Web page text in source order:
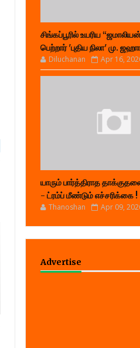
சிங்கப்பூரில் உயரிய “ஜமாலியன்
பெற்றார் 'புதிய நிலா' மு.
Diluchanan Apr 16,
யாரும் பார்த்திராத
- ட்ரம்ப் மீண்டும் எச்சரிக்கை !
Thanoshan Apr 09,
Advertise